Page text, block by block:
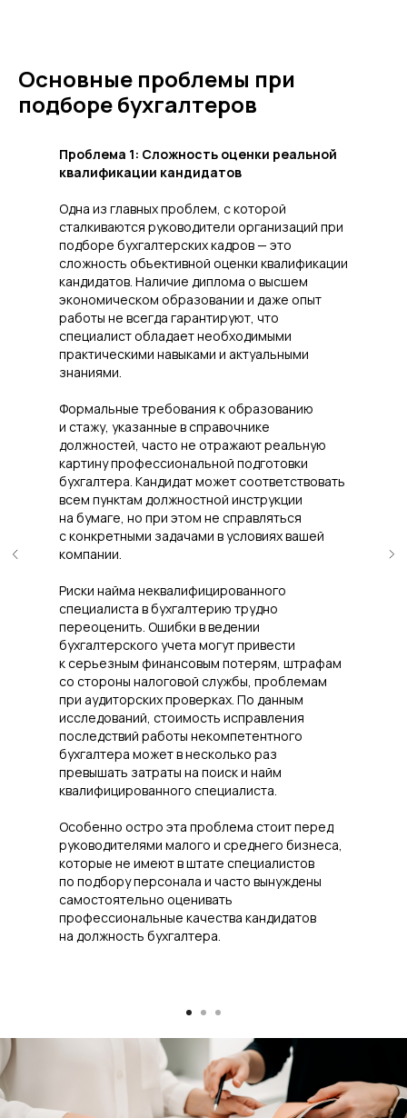
Основные проблемы при
подборе бухгалтеров
Проблема 1: Сложность оценки реальной
квалификации кандидатов
Одна из главных проблем, с которой
сталкиваются руководители организаций при
подборе бухгалтерских кадров — это
сложность объективной оценки квалификации
кандидатов. Наличие диплома о высшем
экономическом образовании и даже опыт
работы не всегда гарантируют, что
специалист обладает необходимыми
практическими навыками и актуальными
знаниями.
Формальные требования к образованию
и стажу, указанные в справочнике
должностей, часто не отражают реальную
картину профессиональной подготовки
бухгалтера. Кандидат может соответствовать
всем пунктам должностной инструкции
на бумаге, но при этом не справляться
с конкретными задачами в условиях вашей
компании.
Риски найма неквалифицированного
специалиста в бухгалтерию трудно
переоценить. Ошибки в ведении
бухгалтерского учета могут привести
к серьезным финансовым потерям, штрафам
со стороны налоговой службы, проблемам
при аудиторских проверках. По данным
исследований, стоимость исправления
последствий работы некомпетентного
бухгалтера может в несколько раз
превышать затраты на поиск и найм
квалифицированного специалиста.
Особенно остро эта проблема стоит перед
руководителями малого и среднего бизнеса,
которые не имеют в штате специалистов
по подбору персонала и часто вынуждены
самостоятельно оценивать
профессиональные качества кандидатов
на должность бухгалтера.